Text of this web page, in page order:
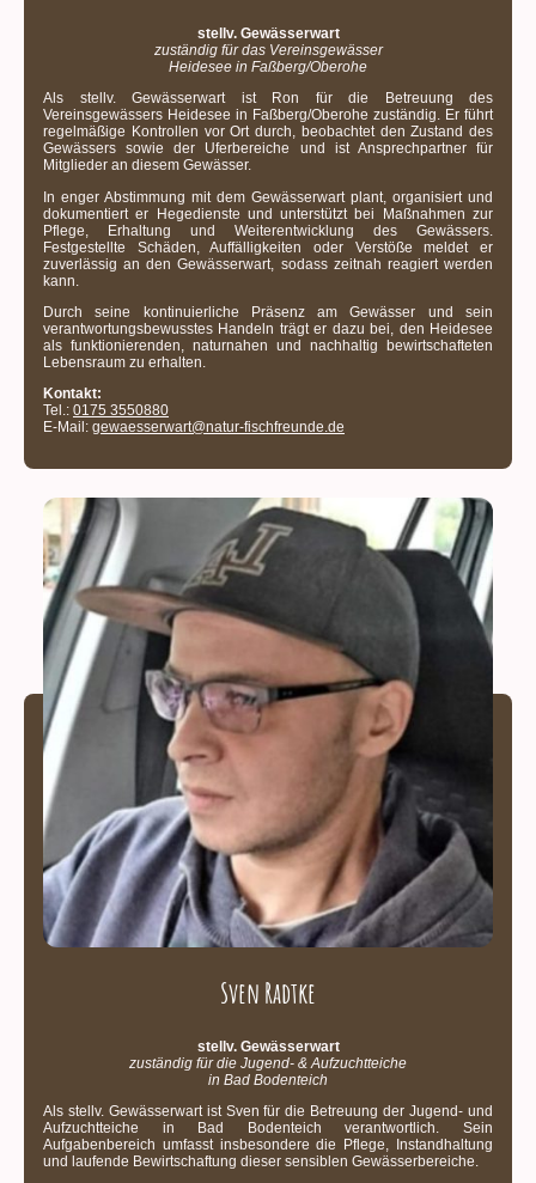
stellv. Gewässerwart
zuständig für das Vereinsgewässer
Heidesee in Faßberg/Oberohe
Als stellv. Gewässerwart ist Ron für die Betreuung des
Vereinsgewässers Heidesee in Faßberg/Oberohe zuständig. Er führt
regelmäßige Kontrollen vor Ort durch, beobachtet den Zustand des
Gewässers sowie der Uferbereiche und ist Ansprechpartner für
Mitglieder an diesem Gewässer.
In enger Abstimmung mit dem Gewässerwart plant, organisiert und
dokumentiert er Hegedienste und unterstützt bei Maßnahmen zur
Pflege, Erhaltung und Weiterentwicklung des Gewässers.
Festgestellte Schäden, Auffälligkeiten oder Verstöße meldet er
zuverlässig an den Gewässerwart, sodass zeitnah reagiert werden
kann.
Durch seine kontinuierliche Präsenz am Gewässer und sein
verantwortungsbewusstes Handeln trägt er dazu bei, den Heidesee
als funktionierenden, naturnahen und nachhaltig bewirtschafteten
Lebensraum zu erhalten.
Kontakt:
Tel.: 0175 3550880
E-Mail: gewaesserwart@natur-fischfreunde.de
Sven Radtke
stellv. Gewässerwart
zuständig für die Jugend- & Aufzuchtteiche
in Bad Bodenteich
Als stellv. Gewässerwart ist Sven für die Betreuung der Jugend- und
Aufzuchtteiche in Bad Bodenteich verantwortlich. Sein
Aufgabenbereich umfasst insbesondere die Pflege, Instandhaltung
und laufende Bewirtschaftung dieser sensiblen Gewässerbereiche.